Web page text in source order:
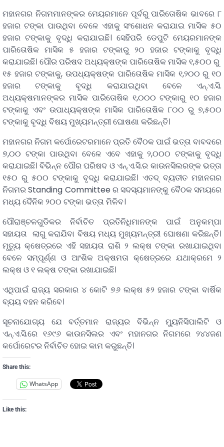
ମହାନଗର ନିଗମମାନଙ୍କର ମେୟରମାନେ ପୂର୍ବରୁ ପାରିତୋଷିକ ଭାବରେ ୮
ହଜାର ଟଙ୍କା ପାଉଥିବା ବେଳେ ଏହାକୁ ସଂଶୋଧନ କରାଯାଇ ମାସିକ ୫୦
ହଜାର ଟଙ୍କାକୁ ବୃଦ୍ଧି କରାଯାଇଛି। ସେହିପରି ଡେପୁଟି ମେୟରମାନଙ୍କ
ପାରିତୋଷିକ ମାସିକ ୫ ହଜାର ଟଙ୍କାରୁ ୨୦ ହଜାର ଟଙ୍କାକୁ ବୃଦ୍ଧି
କରାଯାଇଛି। ପୌର ପରିଷଦ ଅଧ୍ୟକ୍ଷଙ୍କ ପାରିତୋଷିକ ମାସିକ ୧,୫୦୦ ରୁ
୧୫ ହଜାର ଟଙ୍କାକୁ, ଉପଧ୍ୟକ୍ଷଙ୍କ ପାରିତୋଷିକ ମାସିକ ୧,୨୦୦ ରୁ ୧୦
ହଜାର ଟଙ୍କାକୁ ବୃଦ୍ଧି କରାଯାଇଥିବା ବେଳେ ଏନ୍‌.ଏ.ସି.
ଅଧ୍ୟକ୍ଷମାନଙ୍କର ମାସିକ ପାରିତୋଷିକ ୧,୦୦୦ ଟଙ୍କାରୁ ୧୦ ହଜାର
ଟଙ୍କାକୁ ଏବଂ ଉପାଧ୍ୟକ୍ଷଙ୍କ ମାସିକ ପାରିତୋଷିକ ୮୦୦ ରୁ ୭,୫୦୦
ଟଙ୍କାକୁ ବୃଦ୍ଧି ବିଷୟ ମୁଖ୍ୟମନ୍ତ୍ରୀ ଘୋଷଣା କରିଛନ୍ତି।
ମହାନଗର ନିଗମ କର୍ପୋରେଟରମାନେ ପ୍ରତି ବୈଠକ ପାଇଁ ଭତ୍ତା ବାବଦରେ
୭,୦୦ ଟଙ୍କା ପାଉଥିବା ବେଳେ ଏବେ ଏହାକୁ ୨,୦୦୦ ଟଙ୍କାକୁ ବୃଦ୍ଧି
କରାଯାଇଛି। ବିଭିନ୍ନ ପୌର ପରିଷଦ ଓ ଏନ୍‌.ଏ.ସି.ର କାଉନସିଲରଙ୍କ ଭତ୍ତା
୧୫୦ ରୁ ୫୦୦ ଟଙ୍କାକୁ ବୃଦ୍ଧି କରାଯାଇଛି। ଏତଦ୍‌ ବ୍ୟତୀତ ମହାନଗର
ନିଗମର Standing Committee ର ସଦସ୍ୟମାନଙ୍କୁ ବୈଠକ ସମୟରେ
ମଧ୍ୟ ଦୈନିକ ୨୦୦ ଟଙ୍କା ଭତ୍ତା ମିଳିବ।
ପୌରାଞ୍ଚଳଗୁଡିକର ନିର୍ବାଚିତ ପ୍ରତିନିଧିମାନଙ୍କ ପାଇଁ ଅନୁକମ୍ପା
ସହାୟତା ଲାଗୁ କରାଯିବା ବିଷୟ ମଧ୍ୟ ମୁଖ୍ୟମନ୍ତ୍ରୀ ଘୋଷଣା କରିଛନ୍ତି।
ମୃତ୍ୟୁ କ୍ଷେତ୍ରରେ ଏହି ସହାୟତା ରାଶି ୨ ଲକ୍ଷ ଟଙ୍କା ରଖାଯାଇଥିବା
ବେଳେ ସମ୍ପୂର୍ଣ୍ଣ ଓ ଆଂଶିକ ଅକ୍ଷମତା କ୍ଷେତ୍ରରେ ଯଥାକ୍ରମେ ୨
ଲକ୍ଷ ଓ ୧ ଲକ୍ଷ ଟଙ୍କା ରଖାଯାଇଛି।
ଏଥିପାଇଁ ରାଜ୍ୟ ସରକାର ୪ କୋଟି ୭୬ ଲକ୍ଷ ୫୨ ହଜାର ଟଙ୍କା ବାର୍ଷିକ
ବ୍ୟୟ ବହନ କରିବେ।
ସୂଚନାଯୋଗ୍ୟ ଯେ ବର୍ତ୍ତମାନ ରାଜ୍ୟର ବିଭିନ୍ନ ମ୍ୟୁନିସିପାଲିଟି ଓ
ଏନ୍‌.ଏ.ସି.ରେ ୧୬୯୬ କାଉନସିଲର ଏବଂ ମହାନଗର ନିଗମରେ ୨୪୪ଜଣ
କର୍ପୋରେଟର ନିର୍ବାଚିତ ହୋଇ କାମ କରୁଛନ୍ତି।
Share this:
WhatsApp
Like this: